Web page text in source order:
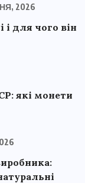
2026
для чого він
які монети